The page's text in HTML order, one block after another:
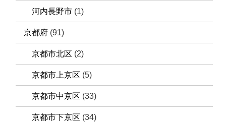
河内長野市 (1)
京都府 (91)
京都市北区 (2)
京都市上京区 (5)
京都市中京区 (33)
京都市下京区 (34)